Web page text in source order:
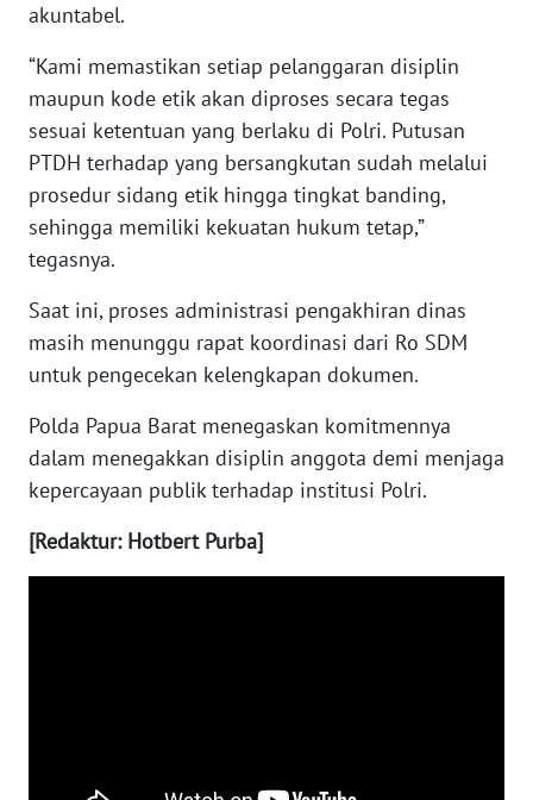
akuntabel.
“Kami memastikan setiap pelanggaran disiplin
maupun kode etik akan diproses secara tegas
sesuai ketentuan yang berlaku di Polri. Putusan
PTDH terhadap yang bersangkutan sudah melalui
prosedur sidang etik hingga tingkat banding,
sehingga memiliki kekuatan hukum tetap,”
tegasnya.
Saat ini, proses administrasi pengakhiran dinas
masih menunggu rapat koordinasi dari Ro SDM
untuk pengecekan kelengkapan dokumen.
Polda Papua Barat menegaskan komitmennya
dalam menegakkan disiplin anggota demi menjaga
kepercayaan publik terhadap institusi Polri.
[Redaktur: Hotbert Purba]
BENGKULU
WN
LAMPUNG
WN
JATENG
WN
NUSANTARA
JOGJA
WN
WN